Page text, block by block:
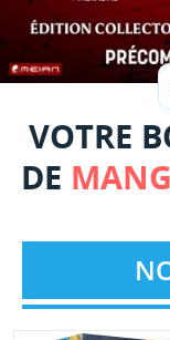
VOTRE
DE